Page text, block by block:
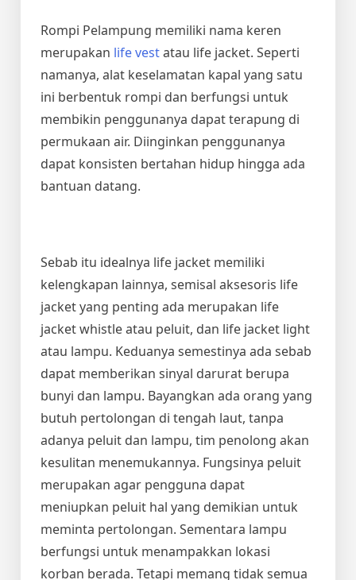
Rompi Pelampung memiliki nama keren
merupakan life vestatau life jacket. Seperti
namanya, alat keselamatan kapal yang satu
ini berbentuk rompi dan berfungsi untuk
membikin penggunanya dapat terapung di
permukaan air. Diinginkan penggunanya
dapat konsisten bertahan hidup hingga ada
bantuan datang.
Sebab itu idealnya life jacket memiliki
kelengkapan lainnya, semisal aksesoris life
jacket yang penting ada merupakan life
jacket whistle atau peluit, dan life jacket light
atau lampu. Keduanya semestinya ada sebab
dapat memberikan sinyal darurat berupa
bunyi dan lampu. Bayangkan ada orang yang
butuh pertolongan di tengah laut, tanpa
adanya peluit dan lampu, tim penolong akan
kesulitan menemukannya. Fungsinya peluit
merupakan agar pengguna dapat
meniupkan peluit hal yang demikian untuk
meminta pertolongan. Sementara lampu
berfungsi untuk menampakkan lokasi
korban berada. Tetapi memang tidak semua